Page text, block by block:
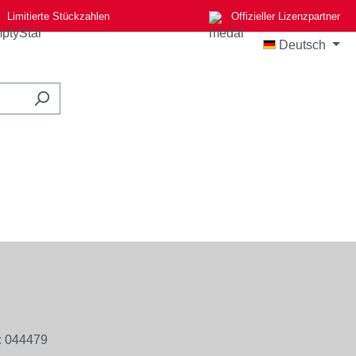
Limitierte Stückzahlen Offizieller Lizenzpartner
Deutsch
044479